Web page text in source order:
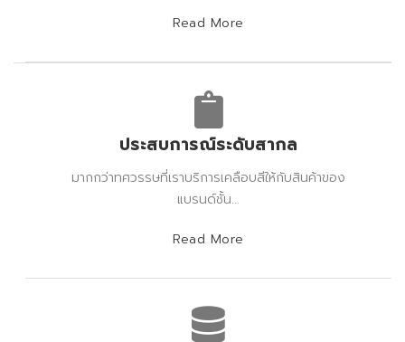
Read More
ประสบการณ์ระดับสากล
มากกว่าทศวรรษที่เราบริการเคลือบสีให้กับสินค้าของ
แบรนด์ชั้น...
Read More